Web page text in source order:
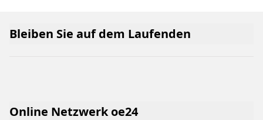
Online Netzwerk oe24
Bleiben Sie auf dem Laufenden